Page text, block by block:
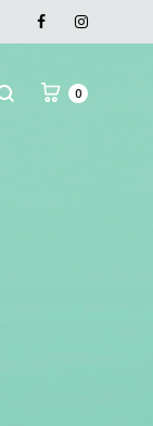
Facebook
0